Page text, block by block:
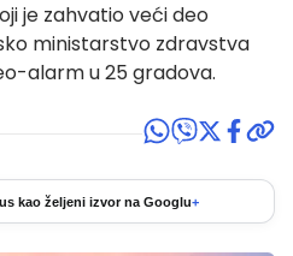
je zahvatio veći deo
ministarstvo zdravstva
alarm u 25 gradova.
kao željeni izvor na Googlu+